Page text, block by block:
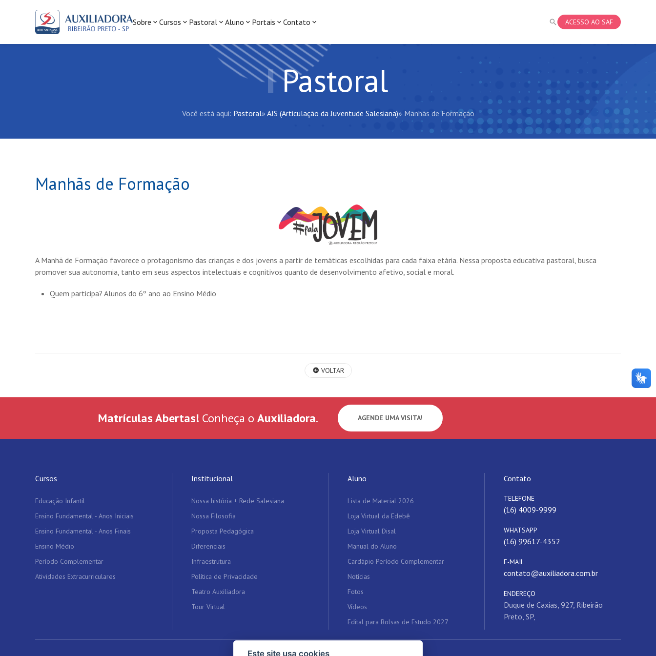
Sobre Cursos Pastoral Aluno Portais Contato ACESSO AO SAF
Pastoral
Você está aqui: Pastoral» AJS (Articulação da Juventude Salesiana)» Manhãs de Formação
Manhãs de Formação
A Manhã de Formação favorece o protagonismo das crianças e dos jovens a partir de temáticas escolhidas para cada faixa etária. Nessa proposta educativa pastoral, busca
promover sua autonomia, tanto em seus aspectos intelectuais e cognitivos quanto de desenvolvimento afetivo, social e moral.
Quem participa? Alunos do 6º ano ao Ensino Médio
VOLTAR
Matrículas Abertas! Conheça o Auxiliadora. AGENDE UMA VISITA!
Cursos
Educação Infantil
Ensino Fundamental - Anos Iniciais
Ensino Fundamental - Anos Finais
Ensino Médio
Período Complementar
Atividades Extracurriculares
Institucional
Nossa história + Rede Salesiana
Nossa Filosofia
Proposta Pedagógica
Diferenciais
Infraestrutura
Política de Privacidade
Teatro Auxiliadora
Tour Virtual
Aluno
Lista de Material 2026
Loja Virtual da Edebê
Loja Virtual Disal
Manual do Aluno
Cardápio Período Complementar
Notícias
Fotos
Vídeos
Edital para Bolsas de Estudo 2027
Contato
TELEFONE
(16) 4009-9999
WHATSAPP
(16) 99617-4352
E-MAIL
contato@auxiliadora.com.br
ENDEREÇO
Duque de Caxias, 927, Ribeirão
Preto, SP,
Este site usa cookies